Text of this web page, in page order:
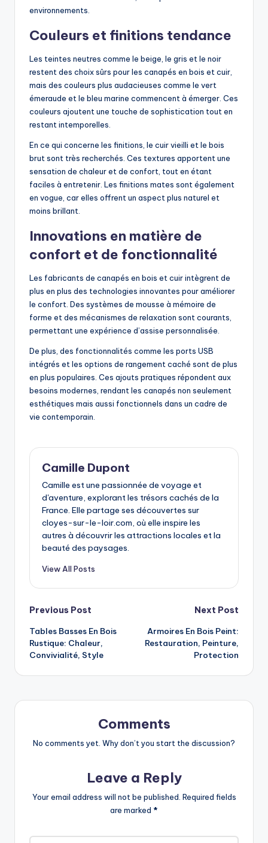
environnements.
Couleurs et finitions tendance
Les teintes neutres comme le beige, le gris et le noir
restent des choix sûrs pour les canapés en bois et cuir,
mais des couleurs plus audacieuses comme le vert
émeraude et le bleu marine commencent à émerger. Ces
couleurs ajoutent une touche de sophistication tout en
restant intemporelles.
En ce qui concerne les finitions, le cuir vieilli et le bois
brut sont très recherchés. Ces textures apportent une
sensation de chaleur et de confort, tout en étant
faciles à entretenir. Les finitions mates sont également
en vogue, car elles offrent un aspect plus naturel et
moins brillant.
Innovations en matière de
confort et de fonctionnalité
Les fabricants de canapés en bois et cuir intègrent de
plus en plus des technologies innovantes pour améliorer
le confort. Des systèmes de mousse à mémoire de
forme et des mécanismes de relaxation sont courants,
permettant une expérience d’assise personnalisée.
De plus, des fonctionnalités comme les ports USB
intégrés et les options de rangement caché sont de plus
en plus populaires. Ces ajouts pratiques répondent aux
besoins modernes, rendant les canapés non seulement
esthétiques mais aussi fonctionnels dans un cadre de
vie contemporain.
Camille Dupont
Camille est une passionnée de voyage et
d'aventure, explorant les trésors cachés de la
France. Elle partage ses découvertes sur
cloyes-sur-le-loir.com, où elle inspire les
autres à découvrir les attractions locales et la
beauté des paysages.
View All Posts
Post
navigation
Previous Post
Tables Basses En Bois
Rustique: Chaleur,
Convivialité, Style
Next Post
Armoires En Bois Peint:
Restauration, Peinture,
Protection
Comments
No comments yet. Why don’t you start the discussion?
Leave a Reply
Your email address will not be published. Required fields
are marked *